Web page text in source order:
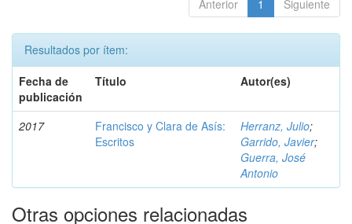
Anterior 1 Siguiente
Resultados por ítem:
Fecha de
publicación
Título Autor(es)
2017
Francisco y Clara de Asís:
Escritos
Herranz, Julio;
Garrido, Javier;
Guerra, José
Antonio
Otras opciones relacionadas